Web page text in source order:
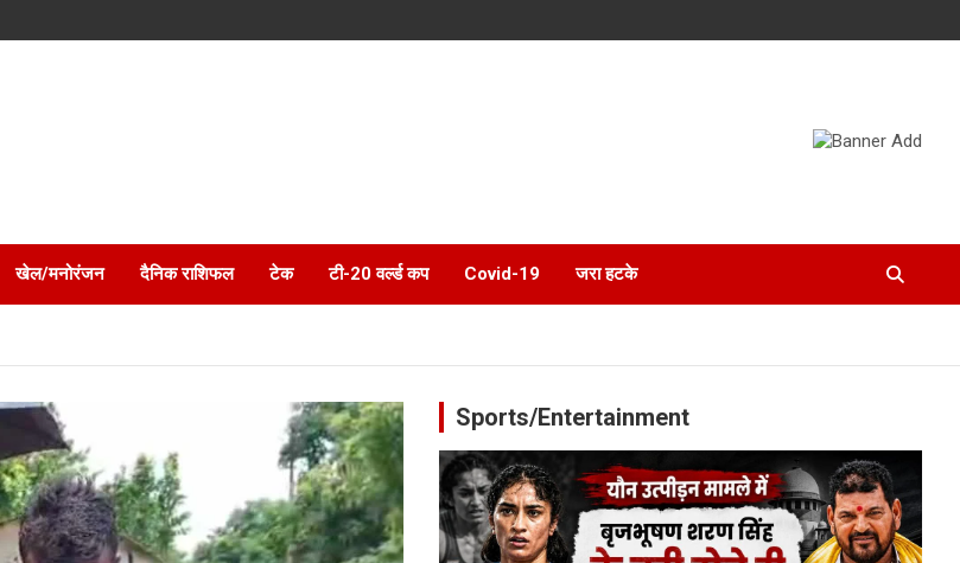
खेल/मनोरंजन दैनिक राशिफल टेक टी-20 वर्ल्ड कप Covid-19 जरा हटके
Sports/Entertainment